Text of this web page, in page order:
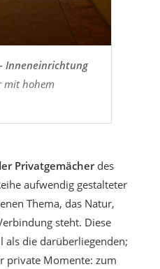
Inneneinrichtung
mit hohem
Privatgemächerdes
aufwendig gestalteter
Thema, das Natur,
steht. Diese
als die darüberliegenden;
private Momente: zum